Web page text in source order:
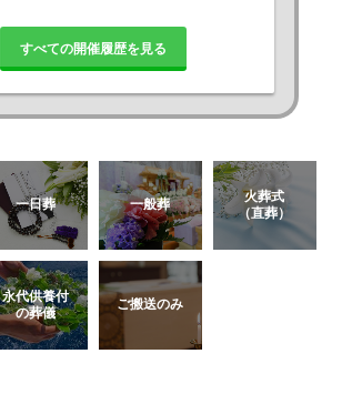
すべての開催履歴を見る
一日葬 一般葬
火葬式
（直葬）
永代供養付
の葬儀
ご搬送のみ